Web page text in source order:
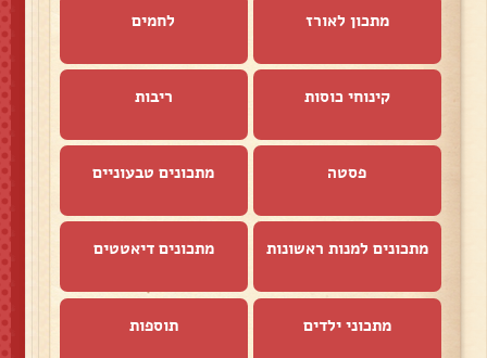
מתכון לאורז לחמים
קינוחי כוסות ריבות
פסטה מתכונים טבעוניים
מתכונים למנות ראשונות מתכונים דיאטטים
מתכוני ילדים תוספות